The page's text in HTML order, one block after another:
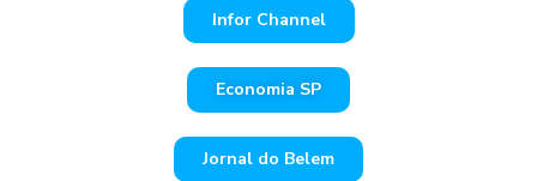
Infor Channel
Economia SP
Jornal do Belem